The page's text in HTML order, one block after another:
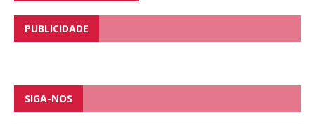
PUBLICIDADE
SIGA-NOS